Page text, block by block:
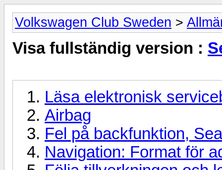
Volkswagen Club Sweden >
Visa fullständig version :
Läsa elektronisk
Airbag
Fel på backfunktion,
Navigation: Format för